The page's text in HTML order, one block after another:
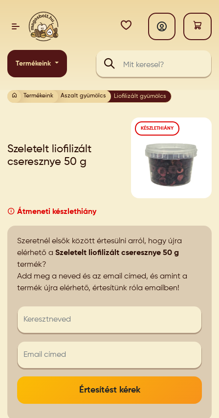
Termékeink
Termékeink Aszalt gyümölcs Liofilizált gyümölcs
Szeletelt liofilizált
cseresznye 50 g
KÉSZLETHIÁNY
Átmeneti készlethiány
Szeretnél elsők között értesülni arról, hogy újra
elérhető a Szeletelt liofilizált cseresznye 50 g
termék?
Add meg a neved és az email címed, és amint a
termék újra elérhető, értesítünk róla emailben!
Értesítést kérek